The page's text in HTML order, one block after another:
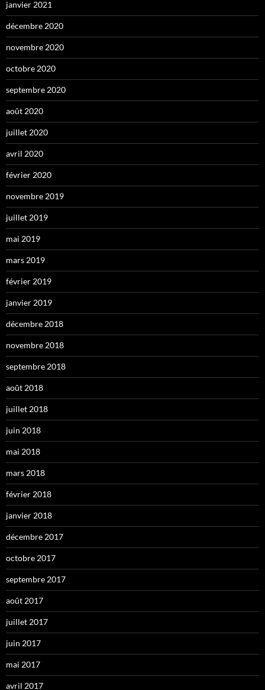
janvier 2021
décembre 2020
novembre 2020
octobre 2020
septembre 2020
août 2020
juillet 2020
avril 2020
février 2020
novembre 2019
juillet 2019
mai 2019
mars 2019
février 2019
janvier 2019
décembre 2018
novembre 2018
septembre 2018
août 2018
juillet 2018
juin 2018
mai 2018
mars 2018
février 2018
janvier 2018
décembre 2017
octobre 2017
septembre 2017
août 2017
juillet 2017
juin 2017
mai 2017
avril 2017